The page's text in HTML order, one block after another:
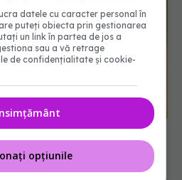
Cum să faci
datele cu caracter personal în
puteți obiecta prin gestionarea
un link în partea de jos a
sau a vă retrage
de confidențialitate și cookie-
opțiunile